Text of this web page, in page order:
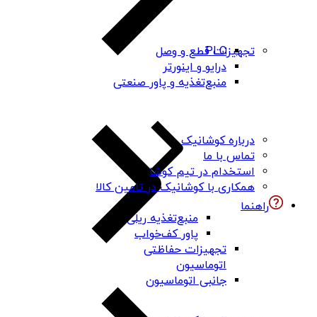
PLC
درایو و اینورتر
منبع‌تغذیه و پاور صنعتی
منبع‌تغذیه ریلی
پاور کف‌خواب
تجهیزات حفاظتی
اتوماسیون
جانبی اتوماسیون
تجهیزات قطع و وصل
درباره کوشانیک
تماس با ما
استخدام در تیم کوشا
همکاری با کوشانیک در تامین کالا
راهنما